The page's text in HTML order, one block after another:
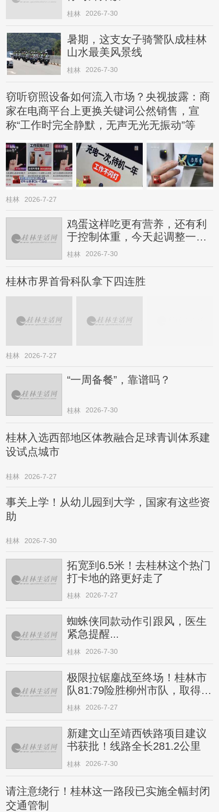
桂林 2026-7-30
暑期，这支女子骑警队成桂林
山水最美风景线
桂林 2026-7-30
窃听窃照设备如何流入市场？央视披露：商
家在电商平台上更换关键词公然销售，宣
称“工作时完全静默，无声无光无振动”等
桂林 2026-7-27
鸡蛋这样吃更有营养，还有利
于控制体重，今天起调整一下
→
桂林 2026-7-30
桂林市界首骨科队拿下四连胜
桂林 2026-7-27
“一周备餐”，靠谱吗？
桂林 2026-7-30
桂林入选西部地区体教融合足球青训体系建
设试点城市
桂林 2026-7-27
事关上学！从幼儿园到大学，国家有这些资
助
桂林 2026-7-30
拓宽到6.5米！去桂林这个热门
打卡地的路更好走了
桂林 2026-7-27
蜘蛛侠同款动作引跟风，医生
紧急提醒...
桂林 2026-7-30
极限拉锯鏖战至终场！桂林市
队81:79险胜柳州市队，取得四
连胜
桂林 2026-7-27
新建文山至靖西铁路项目建议
书获批！线路全长281.2公里
桂林 2026-7-30
请注意绕行！桂林这一路段已实施全幅封闭
交通管制